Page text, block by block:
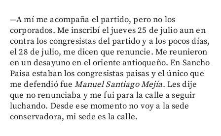
—A mí me acompaña el partido, pero no los
corporados. Me inscribí el jueves 25 de julio aun en
contra los congresistas del partido y a los pocos días,
el 28 de julio, me dicen que renuncie. Me reunieron
en un desayuno en el oriente antioqueño. En Sancho
Paisa estaban los congresistas paisas y el único que
me defendió fueManuel Santiago Mejía. Les dije
que no renunciaba y me fui para la calle a seguir
luchando. Desde ese momento no voy a la sede
conservadora, mi sede es la calle.